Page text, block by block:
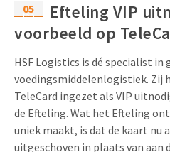
05
feb
Efteling VIP
voorbeeld op
HSF Logistics is dé specialist in
voedingsmiddelenlogistiek. Zij
TeleCard ingezet als VIP
de Efteling. Wat het Efteling
uniek maakt, is dat de kaart nu
uitgeschoven in plaats van aan